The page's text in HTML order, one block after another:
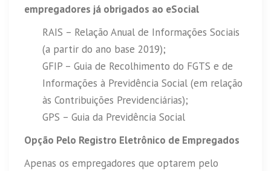
empregadores já obrigados ao eSocial
RAIS – Relação Anual de Informações Sociais
(a partir do ano base 2019);
GFIP – Guia de Recolhimento do FGTS e de
Informações à Previdência Social (em relação
às Contribuições Previdenciárias);
GPS – Guia da Previdência Social
Opção Pelo Registro Eletrônico de Empregados
Apenas os empregadores que optarem pelo